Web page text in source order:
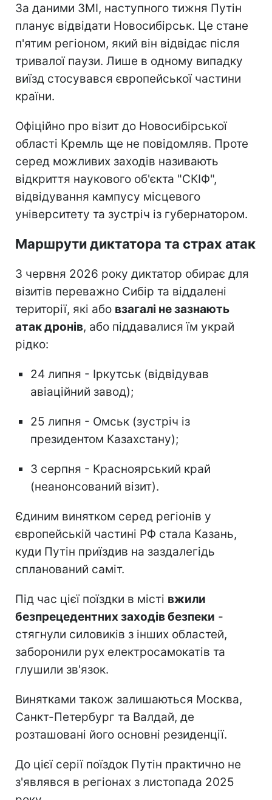
За даними ЗМІ, наступного тижня Путін
планує відвідати Новосибірськ. Це стане
п'ятим регіоном, який він відвідає після
тривалої паузи. Лише в одному випадку
виїзд стосувався європейської частини
країни.
Офіційно про візит до Новосибірської
області Кремль ще не повідомляв. Проте
серед можливих заходів називають
відкриття наукового об'єкта "СКІФ",
відвідування кампусу місцевого
університету та зустріч із губернатором.
Маршрути диктатора та страх атак
З червня 2026 року диктатор обирає для
візитів переважно Сибір та віддалені
території, які або взагалі не зазнають
атак дронів, або піддавалися їм украй
рідко:
24 липня - Іркутськ (відвідував
авіаційний завод);
25 липня - Омськ (зустріч із
президентом Казахстану);
3 серпня - Красноярський край
(неанонсований візит).
Єдиним винятком серед регіонів у
європейській частині РФ стала Казань,
куди Путін приїздив на заздалегідь
спланований саміт.
Під час цієї поїздки в місті вжили
безпрецедентних заходів безпеки -
стягнули силовиків з інших областей,
заборонили рух електросамокатів та
глушили зв'язок.
Винятками також залишаються Москва,
Санкт-Петербург та Валдай, де
розташовані його основні резиденції.
До цієї серії поїздок Путін практично не
з'являвся в регіонах з листопада 2025